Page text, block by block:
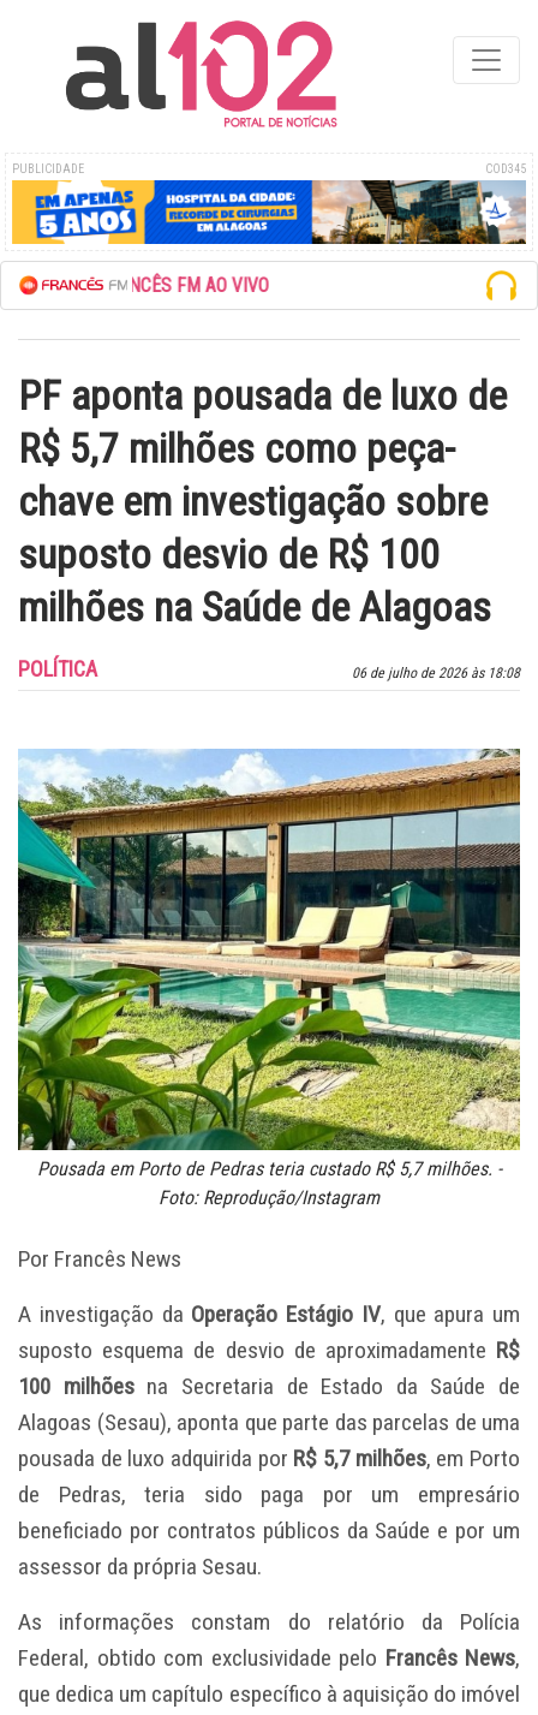
PUBLICIDADE COD345
FRANCÊS FM AO VIVO
PF aponta pousada de luxo de
R$ 5,7 milhões como peça-
chave em investigação sobre
suposto desvio de R$ 100
milhões na Saúde de Alagoas
06 de julho de 2026 às 18:08
POLÍTICA
Pousada em Porto de Pedras teria custado R$ 5,7 milhões. -
Foto: Reprodução/Instagram
Por Francês News
A investigação da Operação Estágio IV, que apura um
suposto esquema de desvio de aproximadamente R$
100 milhõesna Secretaria de Estado da Saúde de
Alagoas (Sesau), aponta que parte das parcelas de uma
pousada de luxo adquirida por R$ 5,7 milhões, em Porto
de Pedras, teria sido paga por um empresário
beneficiado por contratos públicos da Saúde e por um
assessor da própria Sesau.
As informações constam do relatório da Polícia
Federal, obtido com exclusividade pelo Francês News,
que dedica um capítulo específico à aquisição do imóvel